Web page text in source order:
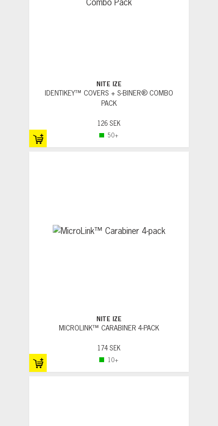
NITE IZE
IDENTIKEY™ COVERS + S-BINER® COMBO
PACK
126 SEK
50+
NITE IZE
MICROLINK™ CARABINER 4-PACK
174 SEK
10+